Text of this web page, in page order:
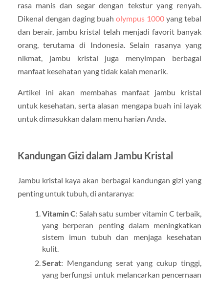
rasa manis dan segar dengan tekstur yang renyah.
Dikenal dengan daging buaholympus 1000 yang tebal
dan berair, jambu kristal telah menjadi favorit banyak
orang, terutama di Indonesia. Selain rasanya yang
nikmat, jambu kristal juga menyimpan berbagai
manfaat kesehatan yang tidak kalah menarik.
Artikel ini akan membahas manfaat jambu kristal
untuk kesehatan, serta alasan mengapa buah ini layak
untuk dimasukkan dalam menu harian Anda.
Kandungan Gizi dalam Jambu Kristal
Jambu kristal kaya akan berbagai kandungan gizi yang
penting untuk tubuh, di antaranya:
Vitamin C: Salah satu sumber vitamin C terbaik,
yang berperan penting dalam meningkatkan
sistem imun tubuh dan menjaga kesehatan
kulit.
Serat: Mengandung serat yang cukup tinggi,
yang berfungsi untuk melancarkan pencernaan